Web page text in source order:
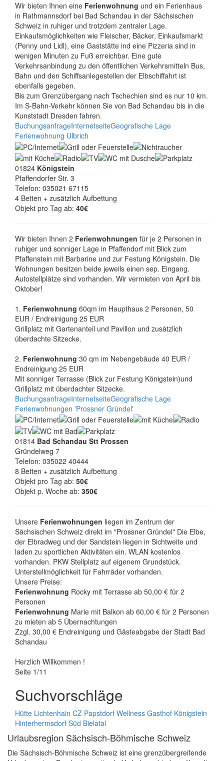
Wir bieten Ihnen eine Ferienwohnung und ein Ferienhaus
in Rathmannsdorf bei Bad Schandau in der Sächsischen
Schweiz in ruhiger und trotzdem zentraler Lage.
Einkaufsmöglichkeiten wie Fleischer, Bäcker, Einkaufsmarkt
(Penny und Lidl), eine Gaststätte ind eine Pizzeria sind in
wenigen Minuten zu Fuß erreichbar. Eine gute
Verkehrsanbindung zu den öffentlichen Verkehrsmitteln Bus,
Bahn und den Schiffsanlegestellen der Elbschiffahrt ist
ebenfalls gegeben.
Bis zum Grenzübergang nach Tschechien sind es nur 10 km.
Im S-Bahn-Verkehr können Sie von Bad Schandau bis in die
Kunststadt Dresden fahren.
BuchungsanfrageInternetseiteGeografische Lage
Ferienwohnung Ulbrich
01824 Königstein
Pfaffendorfer Str. 3
Telefon: 035021 67115
4 Betten + zusätzlich Aufbettung
Objekt pro Tag ab: 40€
Wir bieten Ihnen 2 Ferienwohnungen für je 2 Personen in
ruhiger und sonniger Lage in Pfaffendorf mit Blick zum
Pfaffenstein mit Barbarine und zur Festung Königstein. Die
Wohnungen besitzen beide jeweils einen sep. Eingang.
Autostellplätze sind vorhanden. Wir vermieten von April bis
Oktober!
1. Ferienwohnung 60qm im Haupthaus 2 Personen, 50
EUR / Endreinigung 25 EUR
Grillplatz mit Gartenanteil und Pavillon und zusätzlich
überdachte Sitzecke.
2. Ferienwohnung 30 qm im Nebengebäude 40 EUR /
Endreinigung 25 EUR
Mit sonniger Terrasse (Blick zur Festung Königstein)und
Grillplatz mit überdachter Sitzecke.
BuchungsanfrageInternetseiteGeografische Lage
Ferienwohnungen 'Prossner Gründel'
01814 Bad Schandau Stt Prossen
Gründelweg 7
Telefon: 035022 40444
8 Betten + zusätzlich Aufbettung
Objekt pro Tag ab: 50€
Objekt p. Woche ab: 350€
Unsere Ferienwohnungen liegen im Zentrum der
Sächsischen Schweiz direkt im "Prossner Gründel" Die Elbe,
der Elbradweg und der Sandstein liegen in Sichtweite und
laden zu sportlichen Aktivitäten ein. WLAN kostenlos
vorhanden. PKW Stellplatz auf eigenem Grundstück.
Unterstellmöglichkeit für Fahrräder vorhanden.
Unsere Preise:
Ferienwohnung Rocky mit Terrasse ab 50,00 € für 2
Personen
Ferienwohnung Marie mit Balkon ab 60,00 € für 2 Personen
zu mieten ab 5 Übernachtungen
Zzgl. 30,00 € Endreinigung und Gästeabgabe der Stadt Bad
Schandau
Herzlich Willkommen !
Seite 1/11
Suchvorschläge
Hütte Lichtenhain CZ Papstdorf Wellness Gasthof Königstein
Hinterhermsdorf Süd Bielatal
Urlaubsregion Sächsisch-Böhmische Schweiz
Die Sächsisch-Böhmische Schweiz ist eine grenzübergreifende